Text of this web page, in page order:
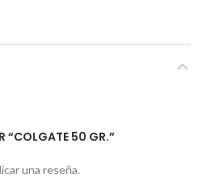
“COLGATE 50 GR.”
una reseña.